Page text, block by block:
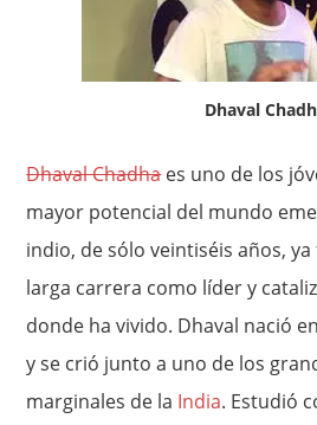
Dhaval
Dhaval Chadhaes uno de los
mayor potencial del mundo
indio, de sólo veintiséis años,
larga carrera como líder y
donde ha vivido. Dhaval nació en
y se crió junto a uno de los
marginales de la India. Estudió